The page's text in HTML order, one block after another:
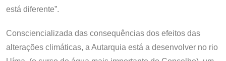
está diferente”.
​Consciencializada das consequências dos efeitos das
alterações climáticas, a Autarquia está a desenvolver no rio